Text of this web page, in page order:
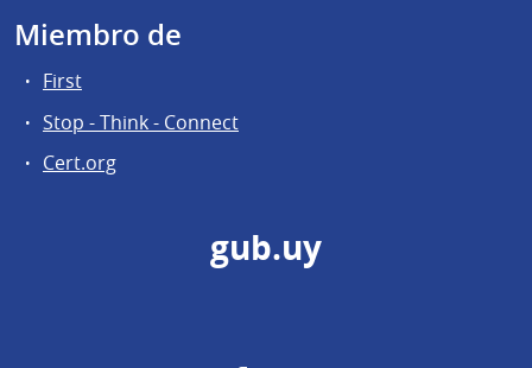
Miembro de
First
Stop - Think - Connect
Cert.org
gub.uy